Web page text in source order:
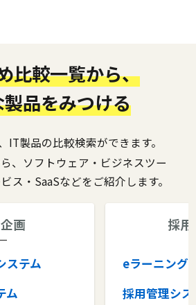
比較一覧から、
品をみつける
IT製品の比較検索ができます。
、ソフトウェア・ビジネスツー
ス・SaaSなどをご紹介します。
画
ステム
ム
採
eラーニング
採用管理シス